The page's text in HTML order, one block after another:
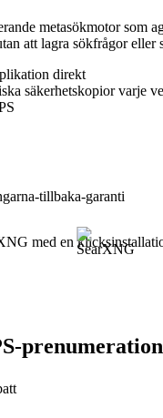
metasökmotor som
att lagra sökfrågor eller
direkt
säkerhetskopior varje
tillbaka-garanti